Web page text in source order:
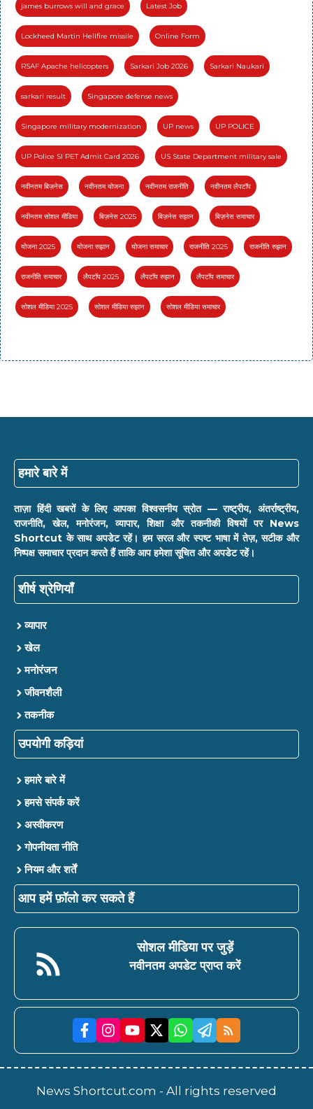
james burrows will and grace Latest Job
Lockheed Martin Hellfire missile Online Form
RSAF Apache helicopters Sarkari Job 2026 Sarkari Naukari
sarkari result Singapore defense news
Singapore military modernization UP news UP POLICE
UP Police SI PET Admit Card 2026 US State Department military sale
नवीनतम बिज़नेस नवीनतम योजना नवीनतम राजनीति नवीनतम लैपटॉप
नवीनतम सोशल मीडिया बिज़नेस 2025 बिज़नेस रुझान बिज़नेस समाचार
योजना 2025 योजना रुझान योजना समाचार राजनीति 2025 राजनीति रुझान
राजनीति समाचार लैपटॉप 2025 लैपटॉप रुझान लैपटॉप समाचार
सोशल मीडिया 2025 सोशल मीडिया रुझान सोशल मीडिया समाचार
हमारे बारे में
ताज़ा हिंदी खबरों के लिए आपका विश्वसनीय स्रोत — राष्ट्रीय, अंतर्राष्ट्रीय,
राजनीति, खेल, मनोरंजन, व्यापार, शिक्षा और तकनीकी विषयों पर News
Shortcut के साथ अपडेट रहें। हम सरल और स्पष्ट भाषा में तेज़, सटीक और
निष्पक्ष समाचार प्रदान करते हैं ताकि आप हमेशा सूचित और अपडेट रहें।
शीर्ष श्रेणियाँ
व्यापार
खेल
मनोरंजन
जीवनशैली
तकनीक
उपयोगी कड़ियां
हमारे बारे में
हमसे संपर्क करें
अस्वीकरण
गोपनीयता नीति
नियम और शर्तें
आप हमें फ़ॉलो कर सकते हैं
सोशल मीडिया पर जुड़ें
नवीनतम अपडेट प्राप्त करें
News Shortcut.com - All rights reserved